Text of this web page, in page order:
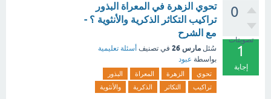
0
تصويتات
1
إجابة
تحوي الزهرة في المعراة البذور
تراكيب التكاثر الذكرية والأنثوية ؟ -
مع الشرح
سُئل مارس 26 في تصنيف أسئلة تعليمية
بواسطة عبود
تحوي الزهرة المعراة
البذور
تراكيب
التكاثر الذكرية والأنثوية